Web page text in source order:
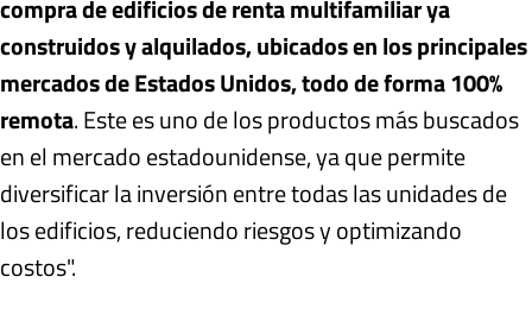
compra de edificios de renta multifamiliar ya
construidos y alquilados, ubicados en los principales
mercados de Estados Unidos, todo de forma 100%
remota. Este es uno de los productos más buscados
en el mercado estadounidense, ya que permite
diversificar la inversión entre todas las unidades de
los edificios, reduciendo riesgos y optimizando
costos".